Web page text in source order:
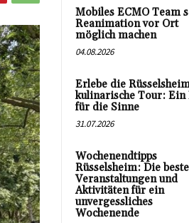
Mobiles ECMO Team
Reanimation vor Ort
möglich machen
04.08.2026
Erlebe die
kulinarische Tour: Ein
für die Sinne
31.07.2026
Wochenendtipps
Rüsselsheim: Die
Veranstaltungen und
Aktivitäten für ein
unvergessliches
Wochenende